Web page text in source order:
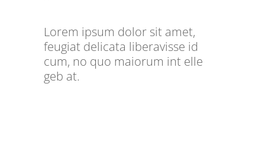
Lorem ipsum dolor sit amet,
feugiat delicata liberavisse id
cum, no quo maiorum int elle
geb at.